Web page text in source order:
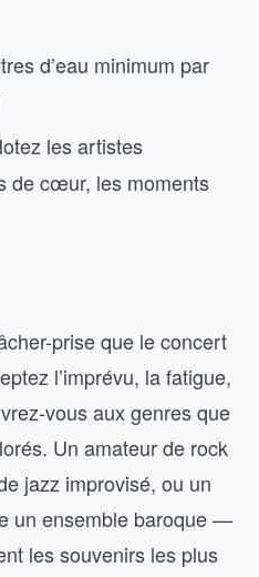
d’eau minimum par
les artistes
de cœur, les moments
prise que le concert
l’imprévu, la fatigue,
vous aux genres que
Un amateur de rock
jazz improvisé, ou un
un ensemble baroque —
les souvenirs les plus